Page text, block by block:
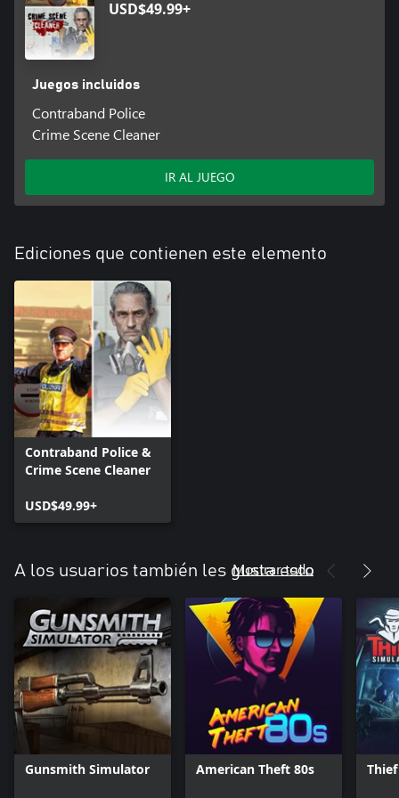
USD$49.99+
Juegos incluidos
Contraband Police
Crime Scene Cleaner
IR AL JUEGO
Ediciones que contienen este elemento
Contraband Police &
Crime Scene Cleaner
USD$49.99+
A los usuarios también les gusta esto
Mostrar todo
Gunsmith Simulator American Theft 80s